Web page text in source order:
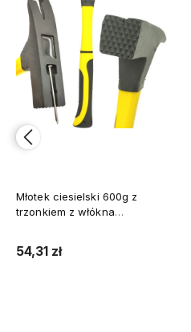
Młotek ciesielski 600g z
trzonkiem z włókna
54,31 zł